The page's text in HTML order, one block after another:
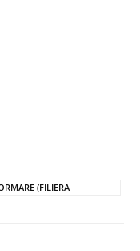
(FILIERA